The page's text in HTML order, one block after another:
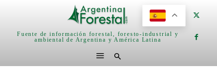
Fuente de información forestal, foresto-industrial y
ambiental de Argentina y América Latina